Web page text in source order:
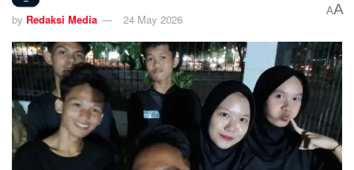
by Redaksi Media 24 May 2026
AA